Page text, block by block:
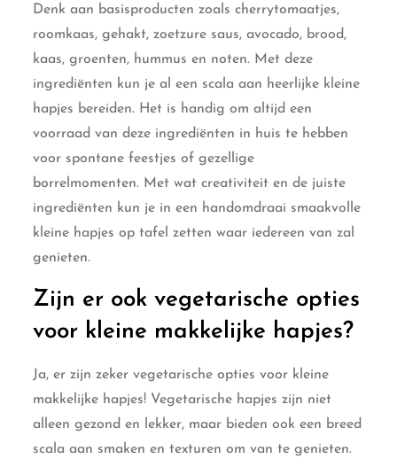
Denk aan basisproducten zoals cherrytomaatjes,
roomkaas, gehakt, zoetzure saus, avocado, brood,
kaas, groenten, hummus en noten. Met deze
ingrediënten kun je al een scala aan heerlijke kleine
hapjes bereiden. Het is handig om altijd een
voorraad van deze ingrediënten in huis te hebben
voor spontane feestjes of gezellige
borrelmomenten. Met wat creativiteit en de juiste
ingrediënten kun je in een handomdraai smaakvolle
kleine hapjes op tafel zetten waar iedereen van zal
genieten.
Zijn er ook vegetarische opties
voor kleine makkelijke hapjes?
Ja, er zijn zeker vegetarische opties voor kleine
makkelijke hapjes! Vegetarische hapjes zijn niet
alleen gezond en lekker, maar bieden ook een breed
scala aan smaken en texturen om van te genieten.